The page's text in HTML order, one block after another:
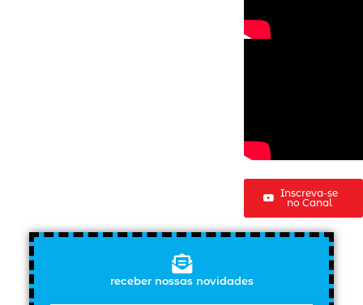
Inscreva-se
no Canal
receber nossas novidades